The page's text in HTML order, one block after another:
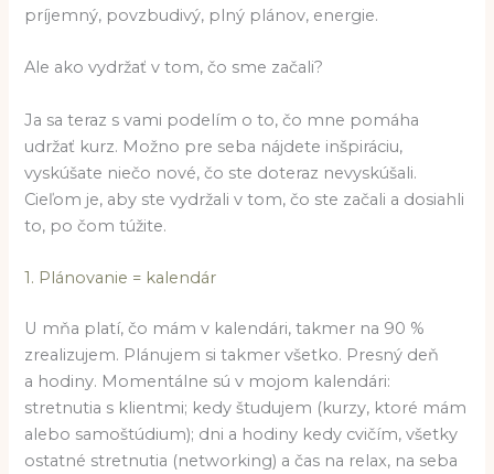
príjemný, povzbudivý, plný plánov, energie.
Ale ako vydržať v tom, čo sme začali?
Ja sa teraz s vami podelím o to, čo mne pomáha
udržať kurz. Možno pre seba nájdete inšpiráciu,
vyskúšate niečo nové, čo ste doteraz nevyskúšali.
Cieľom je, aby ste vydržali v tom, čo ste začali a dosiahli
to, po čom túžite.
1. Plánovanie = kalendár
U mňa platí, čo mám v kalendári, takmer na 90 %
zrealizujem. Plánujem si takmer všetko. Presný deň
a hodiny. Momentálne sú v mojom kalendári:
stretnutia s klientmi; kedy študujem (kurzy, ktoré mám
alebo samoštúdium); dni a hodiny kedy cvičím, všetky
ostatné stretnutia (networking) a čas na relax, na seba